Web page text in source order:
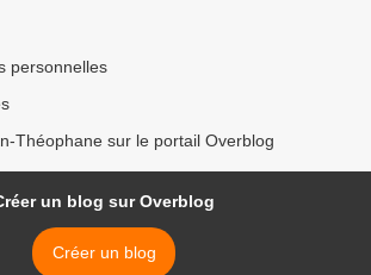
personnelles
Théophane sur le portail Overblog
un blog sur Overblog
Créer un blog